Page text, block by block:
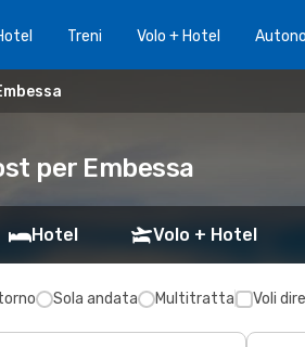
Treni Volo + Hotel
per Embessa
Hotel Volo + Hotel
Sola andata Multitratta Voli